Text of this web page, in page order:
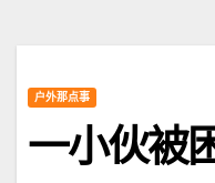
户外那点事
一小伙被